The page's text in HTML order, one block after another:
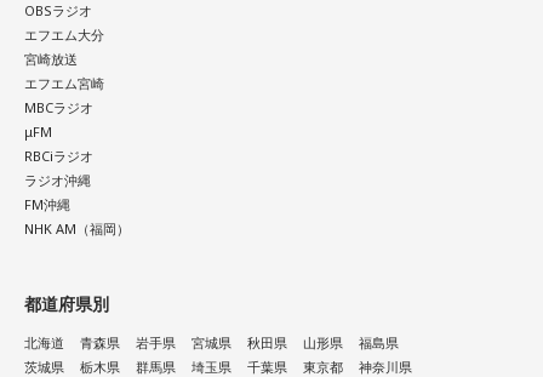
OBSラジオ
エフエム大分
宮崎放送
エフエム宮崎
MBCラジオ
μFM
RBCiラジオ
ラジオ沖縄
FM沖縄
NHK AM（福岡）
都道府県別
北海道 青森県 岩手県 宮城県 秋田県 山形県
福島県
茨城県
栃木県 群馬県 埼玉県 千葉県 東京都 神奈川県